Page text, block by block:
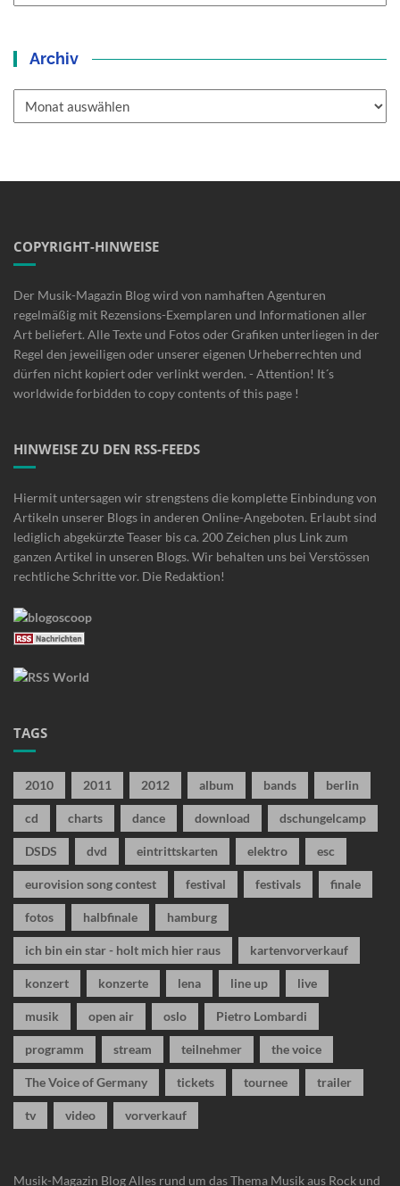
Archiv
COPYRIGHT-HINWEISE
Der Musik-Magazin Blog wird von namhaften Agenturen
regelmäßig mit Rezensions-Exemplaren und Informationen aller
Art beliefert. Alle Texte und Fotos oder Grafiken unterliegen in der
Regel den jeweiligen oder unserer eigenen Urheberrechten und
dürfen nicht kopiert oder verlinkt werden. - Attention! It´s
worldwide forbidden to copy contents of this page !
HINWEISE ZU DEN RSS-FEEDS
Hiermit untersagen wir strengstens die komplette Einbindung von
Artikeln unserer Blogs in anderen Online-Angeboten. Erlaubt sind
lediglich abgekürzte Teaser bis ca. 200 Zeichen plus Link zum
ganzen Artikel in unseren Blogs. Wir behalten uns bei Verstössen
rechtliche Schritte vor. Die Redaktion!
TAGS
2010 2011 2012 album bands berlin
cd charts dance download dschungelcamp
DSDS dvd eintrittskarten elektro esc
eurovision song contest festival festivals finale
fotos halbfinale hamburg
ich bin ein star - holt mich hier raus kartenvorverkauf
konzert konzerte lena line up live
musik open air oslo Pietro Lombardi
programm stream teilnehmer the voice
The Voice of Germany tickets tournee trailer
tv video vorverkauf
Musik-Magazin BlogAlles rund um das Thema Musik aus Rock und